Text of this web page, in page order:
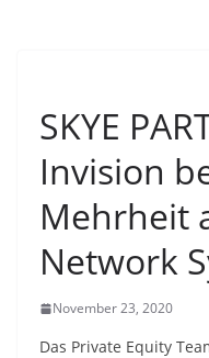
SKYE
Invision
Mehrheit
Network
November 23, 2020
Das Private Equity